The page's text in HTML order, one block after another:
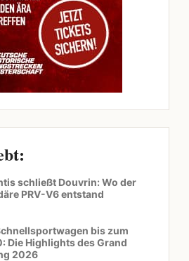
schließt Douvrin: Wo der
PRV-V6 entstand
bis zum
Die Highlights des Grand
2026